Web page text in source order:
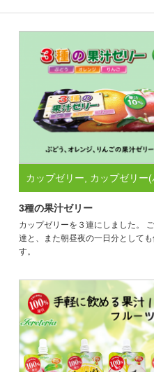
カップゼリー カップゼリー(
ク）,ゼリー / フルーツ関連
べて
3種の果汁ゼリー
カップゼリーを３連にしました。
達と、また朝昼夜の一日分として
す。